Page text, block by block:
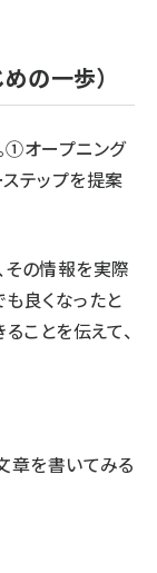
の一歩）
①オープニング
テップを提案
その情報を実際
良くなったと
ことを伝えて、
章を書いてみる